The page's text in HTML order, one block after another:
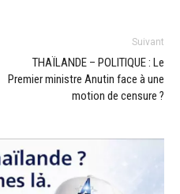
Suivant
THAÏLANDE – POLITIQUE : Le
Premier ministre Anutin face à une
motion de censure ?